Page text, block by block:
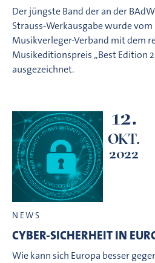
Der jüngste Band der an der
Strauss-Werkausgabe wurde vom
Musikverleger-Verband mit dem
Musikeditionspreis „Best Edition
ausgezeichnet.
12.
OKT.
2022
NEWS
CYBER-SICHERHEIT IN
Wie kann sich Europa besser